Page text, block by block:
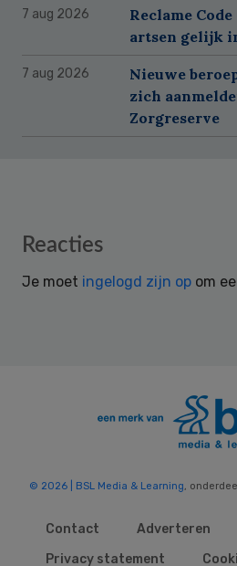
7 aug 2026
Reclame
artsen gelijk
7 aug 2026
Nieuwe
zich
Zorgreserve
Reader
Reacties
Je moet ingelogd zijn op om
© 2026 | BSL Media & Learning ,
Contact
Adverteren
Privacy statement